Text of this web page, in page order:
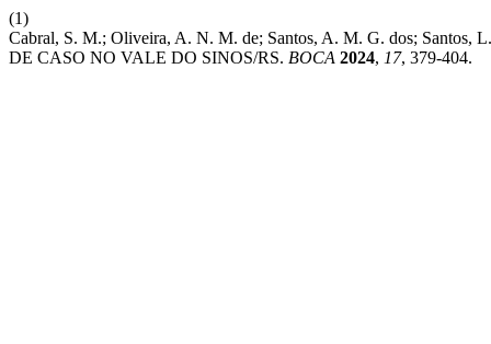
(1)
Cabral, S. M.; Oliveira, A. N. M. de; Santos, A. M. G. dos;
DE CASO NO VALE DO SINOS/RS. BOCA 2024, 17, 379-404.